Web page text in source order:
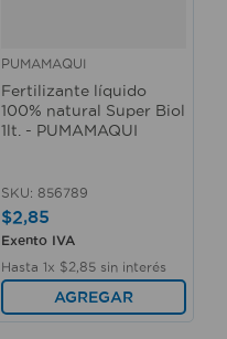
PUMAMAQUI
Fertilizante líquido
100% natural Super Biol
1lt. - PUMAMAQUI
SKU: 856789
$2,85
Exento IVA
Hasta 1x $2 85 sin interés
AGREGAR